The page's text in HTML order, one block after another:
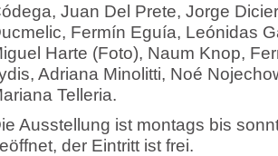
Juan Del Prete, Jorge
Fermín Eguía, Leónidas
Harte (Foto), Naum Knop,
Adriana Minolitti, Noé
Telleria.
Ausstellung ist montags bis
der Eintritt ist frei.